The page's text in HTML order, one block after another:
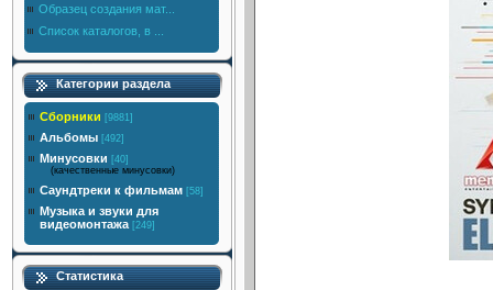
Образец создания мат...
Список каталогов, в ...
Категории раздела
Сборники [9881]
Альбомы [492]
Минусовки [40]
(качественные минусовки)
Саундтреки к фильмам [58]
Музыка и звуки для
видеомонтажа [249]
Статистика